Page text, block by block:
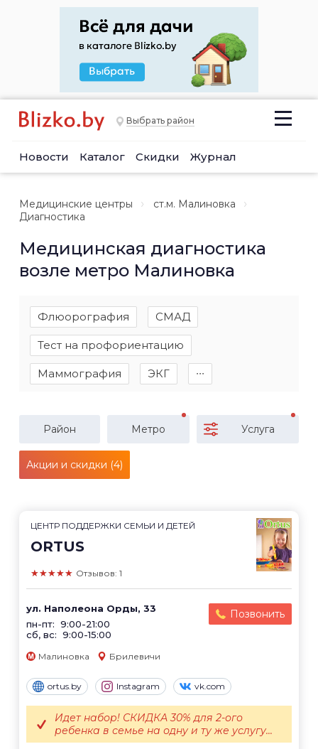
Выбрать район
Новости Каталог Скидки Журнал
Медицинские центры
ст.м. Малиновка
Диагностика
Медицинская диагностика
возле метро Малиновка
Флюорография СМАД
Тест на профориентацию
Маммография ЭКГ ∙∙∙
Район Метро Услуга
Акции и скидки (4)
ЦЕНТР ПОДДЕРЖКИ СЕМЬИ И ДЕТЕЙ
ORTUS
★★★★★ Отзывов: 1
ул. Наполеона Орды, 33
пн-пт: 9:00-21:00
сб, вс: 9:00-15:00
Позвонить
Малиновка Брилевичи
ortus.by Instagram vk.com
Идет набор! СКИДКА 30% для 2-ого
ребенка в семье на одну и ту же услугу...